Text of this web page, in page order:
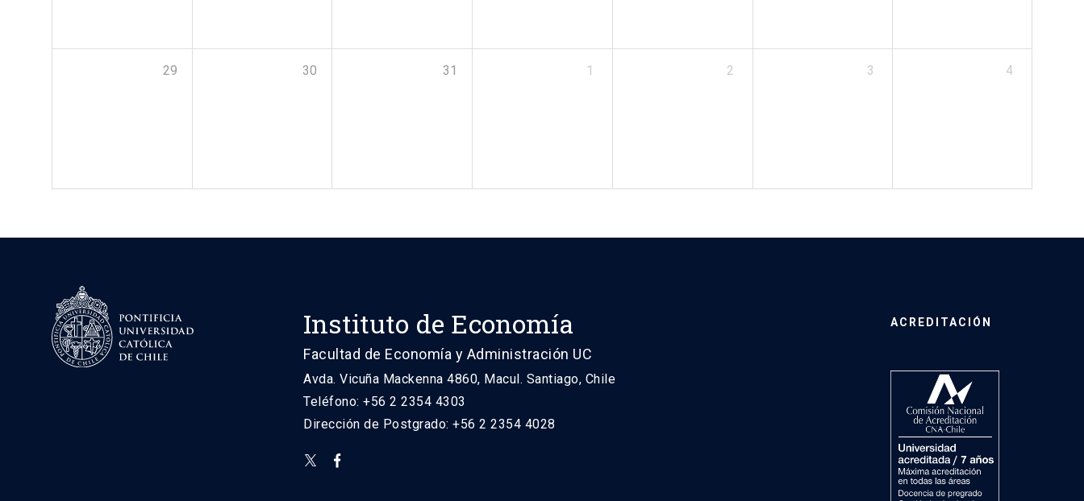
29 30 31 1 2 3 4
Instituto de Economía
Facultad de Economía y Administración UC
Avda. Vicuña Mackenna 4860, Macul. Santiago, Chile
Teléfono: +56 2 2354 4303
Dirección de Postgrado: +56 2 2354 4028
ACREDITACIÓN